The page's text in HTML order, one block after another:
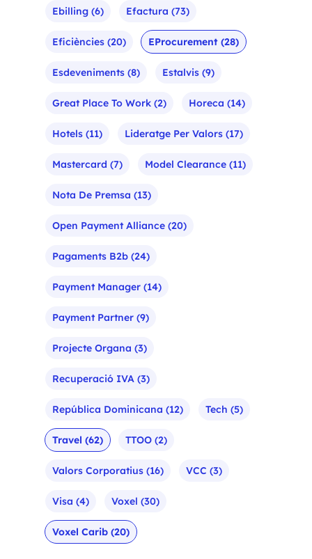
Ebilling (6) Efactura (73)
Eficiències (20) EProcurement (28)
Esdeveniments (8) Estalvis (9)
Great Place To Work (2) Horeca (14)
Hotels (11) Lideratge Per Valors (17)
Mastercard (7) Model Clearance (11)
Nota De Premsa (13)
Open Payment Alliance (20)
Pagaments B2b (24)
Payment Manager (14)
Payment Partner (9)
Projecte Organa (3)
Recuperació IVA (3)
República Dominicana (12) Tech (5)
Travel (62) TTOO (2)
Valors Corporatius (16) VCC (3)
Visa (4) Voxel (30)
Voxel Carib (20)